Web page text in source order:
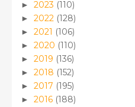
► 2023 (110)
► 2022 (128)
► 2021 (106)
► 2020 (110)
► 2019 (136)
► 2018 (152)
► 2017 (195)
► 2016 (188)